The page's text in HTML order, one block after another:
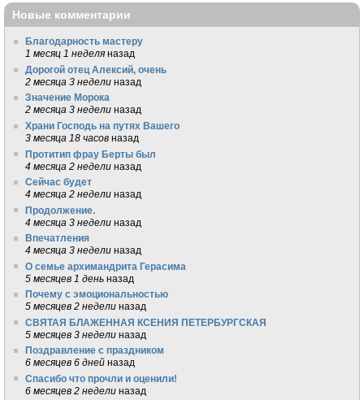
Новые комментарии
Благодарность мастеру
1 месяц 1 неделя назад
Дорогой отец Алексий, очень
2 месяца 3 недели назад
Значение Морока
2 месяца 3 недели назад
Храни Господь на путях Вашего
3 месяца 18 часов назад
Протитип фрау Берты был
4 месяца 2 недели назад
Сейчас будет
4 месяца 2 недели назад
Продолжение.
4 месяца 3 недели назад
Впечатления
4 месяца 3 недели назад
О семье архимандрита Герасима
5 месяцев 1 день назад
Почему с эмоциональностью
5 месяцев 2 недели назад
СВЯТАЯ БЛАЖЕННАЯ КСЕНИЯ ПЕТЕРБУРГСКАЯ
5 месяцев 3 недели назад
Поздравление с праздником
6 месяцев 6 дней назад
Спасибо что прочли и оценили!
6 месяцев 2 недели назад